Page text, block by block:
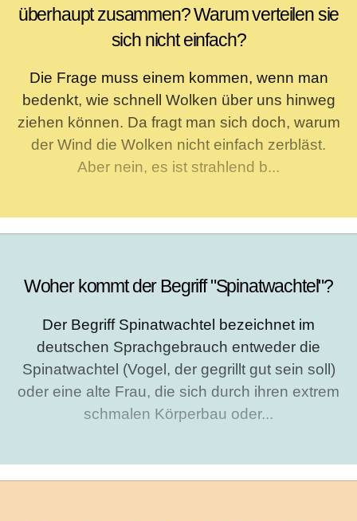
überhaupt zusammen? Warum verteilen sie
sich nicht einfach?
Die Frage muss einem kommen, wenn man
bedenkt, wie schnell Wolken über uns hinweg
ziehen können. Da fragt man sich doch, warum
der Wind die Wolken nicht einfach zerbläst.
Aber nein, es ist strahlend b...
Woher kommt der Begriff "Spinatwachtel"?
Der Begriff Spinatwachtel bezeichnet im
deutschen Sprachgebrauch entweder die
Spinatwachtel (Vogel, der gegrillt gut sein soll)
oder eine alte Frau, die sich durch ihren extrem
schmalen Körperbau oder...